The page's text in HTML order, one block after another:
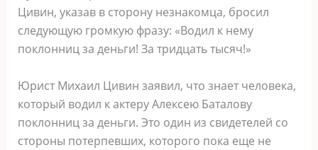
Цивин, указав в сторону незнакомца, бросил
следующую громкую фразу: «Водил к нему
поклонниц за деньги! За тридцать тысяч!»
Юрист Михаил Цивин заявил, что знает человека,
который водил к актеру Алексею Баталову
поклонниц за деньги. Это один из свидетелей со
стороны потерпевших, которого пока еще не